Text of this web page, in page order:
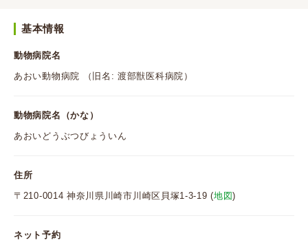
基本情報
動物病院名
あおい動物病院 （旧名: 渡部獣医科病院）
動物病院名（かな）
あおいどうぶつびょういん
住所
〒210-0014 神奈川県川崎市川崎区貝塚1-3-19 (地図)
ネット予約